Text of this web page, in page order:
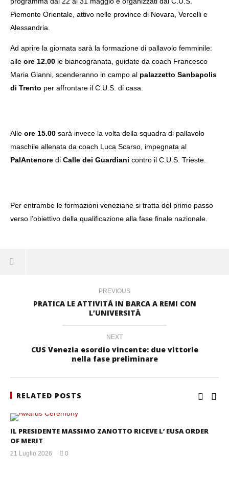
NOW VIEWING
Febbraio
mercedes
Piemonte Orientale, attivo nelle province di Novara, Vercelli e
Alessandria.
Ad aprire la giornata sarà la formazione di pallavolo femminile:
alle ore 12.00 le biancogranata, guidate da coach Francesco
Maria Gianni, scenderanno in campo al palazzetto Sanbapolis
di Trento per affrontare il C.U.S. di casa.
Alle ore 15.00 sarà invece la volta della squadra di pallavolo
maschile allenata da coach Luca Scarso, impegnata al
PalAntenore di Calle dei Guardiani contro il C.U.S. Trieste.
Per entrambe le formazioni veneziane si tratta del primo passo
verso l’obiettivo della qualificazione alla fase finale nazionale.
PREVIOUS
PRATICA LE ATTIVITÀ IN BARCA A REMI CON
L’UNIVERSITÀ
NEXT
CUS Venezia esordio vincente: due vittorie
nella fase preliminare
RELATED POSTS
IL PRESIDENTE MASSIMO ZANOTTO RICEVE L’ EUSA ORDER
OF MERIT
21 Luglio 2026
0